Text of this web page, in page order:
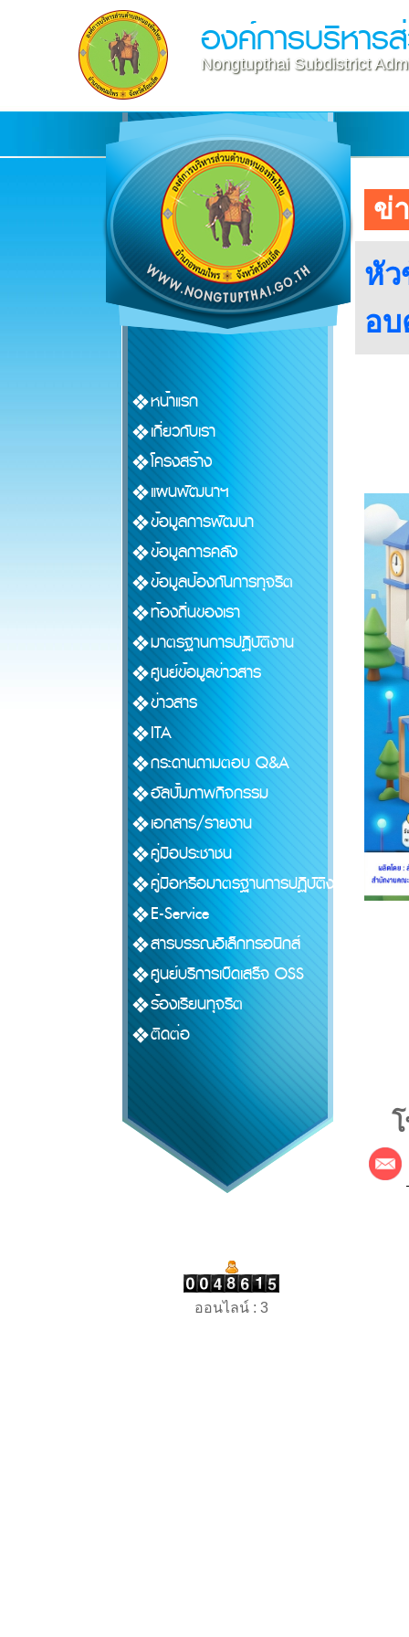
องค์การบริหาร
Nongtupthai Subdistrict
หน้าแรก
เกี่ยวกับเรา
โครงสร้าง
แผนพัฒนาฯ
ข้อมูลการพัฒนา
ข้อมูลการคลัง
ข้อมูลป้องกันการทุจริต
ท้องถิ่นของเรา
มาตรฐานการปฏิบัติงาน
ศูนย์ข้อมูลข่าวสาร
ข่าวสาร
ITA
กระดานถามตอบ Q&A
อัลบั้มภาพกิจกรรม
เอกสาร/รายงาน
คู่มือประชาชน
คู่มือหรือมาตรฐานการปฏิบัติงาน
E-Service
สารบรรณอิเล็กทรอนิกส์
ศูนย์บริการเบ็ดเสร็จ OSS
ร้องเรียนทุจริต
ติดต่อ
ออนไลน์ : 3
ข่
หัว
อบ